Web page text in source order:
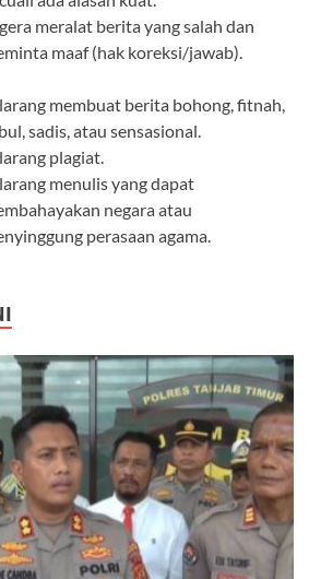
meralat berita yang salah dan
maaf (hak koreksi/jawab).
membuat berita bohong, fitnah,
sadis, atau sensasional.
plagiat.
menulis yang dapat
negara atau
perasaan agama.